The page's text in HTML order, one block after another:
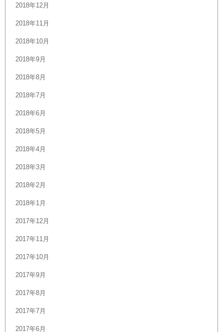
2018年12月
2018年11月
2018年10月
2018年9月
2018年8月
2018年7月
2018年6月
2018年5月
2018年4月
2018年3月
2018年2月
2018年1月
2017年12月
2017年11月
2017年10月
2017年9月
2017年8月
2017年7月
2017年6月